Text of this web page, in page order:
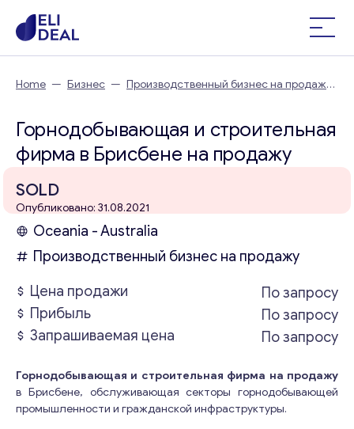
Home — Бизнес — Производственный бизнес на продажу
Горнодобывающая и строительная
фирма в Брисбене на продажу
SOLD
Опубликовано: 31.08.2021
Oceania - Australia
Производственный бизнес на продажу
Цена продажи
По запросу
Прибыль
По запросу
Запрашиваемая цена
По запросу
Горнодобывающая и строительная фирма на продажу
в Брисбене, обслуживающая секторы горнодобывающей
промышленности и гражданской инфраструктуры.